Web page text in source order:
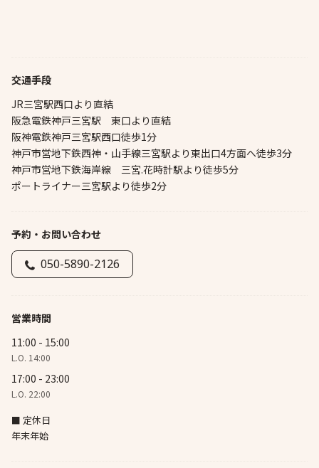
交通手段
JR三宮駅西口より直結
阪急電鉄神戸三宮駅 東口より直結
阪神電鉄神戸三宮駅西口徒歩1分
神戸市営地下鉄西神・山手線三宮駅より東出口4方面へ徒歩3分
神戸市営地下鉄海岸線 三宮.花時計駅より徒歩5分
ポートライナー三宮駅より徒歩2分
予約・お問い合わせ
050-5890-2126
営業時間
11:00 - 15:00
L.O. 14:00
17:00 - 23:00
L.O. 22:00
■ 定休日
年末年始